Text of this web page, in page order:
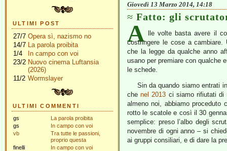
ULTIMI POST
27/7 Opera sì, nazismo no
14/7 La parola proibita
1/4
In campo con voi
23/2 Nuovo cinema Luftansia
(2026)
11/2 Wormslayer
ULTIMI COMMENTI
gs
La parola proibita
gs
In campo con voi
vb
Tra tutte le passioni,
proprio questa
finelli
In campo con voi
Giovedì 13 Marzo 2014, 14:18
Fatto: gli
A
lle volte basta avere il
costringere le cose a cambiare.
che la legge da qualche anno
usano per premiare con qualche
le schede.
Sin da quando siamo entrati
chenel 2013 ci siamo rifiutati di
almeno noi, abbiamo proceduto
rotto le scatole e così il 30
semplice: preso l’albo degli
novembre di ogni anno – si
ai gruppi consiliari, e di dare la